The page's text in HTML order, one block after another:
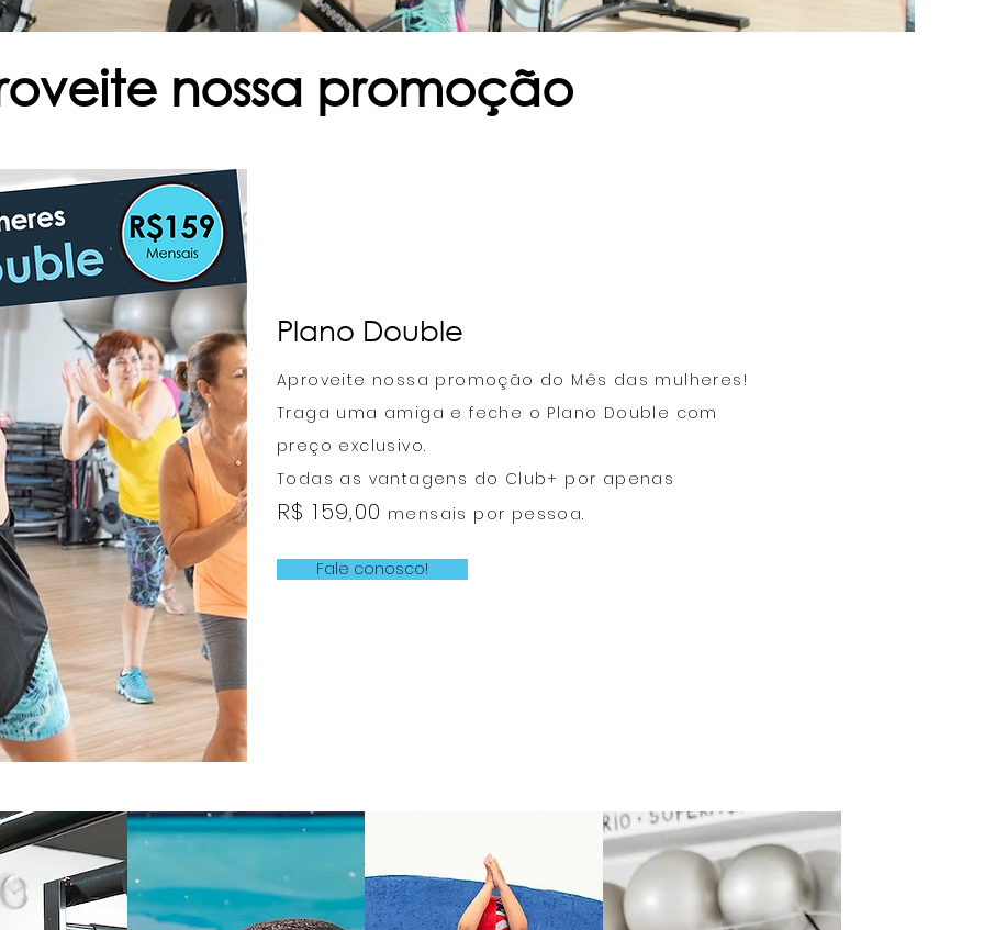
nossa promoção
Plano Double
Aproveite nossa promoção do Mês das mulheres!
Traga uma amiga e feche o Plano Double com
preço exclusivo.
Todas as vantagens do Club+ por apenas
R$ 159,00 mensais por pessoa.
Fale conosco!